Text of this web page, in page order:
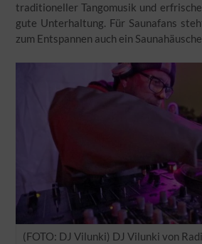
traditioneller Tangomusik und
gute Unterhaltung. Für Saunafans
zum Entspannen auch ein
(FOTO: DJ Vilunki) DJ Vilunki von